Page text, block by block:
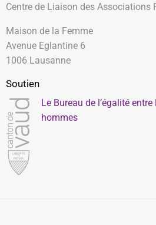
Centre de Liaison des Associations
Maison de la Femme
Avenue Eglantine 6
1006 Lausanne
Soutien
Le Bureau de l’égalité
hommes